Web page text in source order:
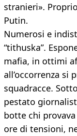
stranieri».
Putin.
Numerosi e
“tithuska”.
mafia, in ottimi
all’occorrenza si
squadracce.
pestato
botte chi
ore di tensioni,